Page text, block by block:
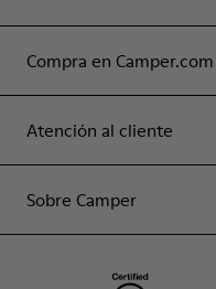
Compra en Camper.com
Atención al cliente
Sobre Camper